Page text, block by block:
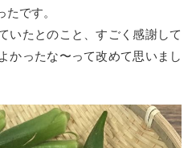
です。
いたとのこと、すごく感謝して
かったな〜って改めて思いまし